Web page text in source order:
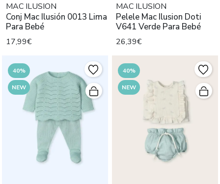
MAC ILUSION
Conj Mac Ilusión 0013 Lima
Para Bebé
17,99€
MAC ILUSION
Pelele Mac Ilusion Doti
V641 Verde Para Bebé
26,39€
40%
NEW
40%
NEW